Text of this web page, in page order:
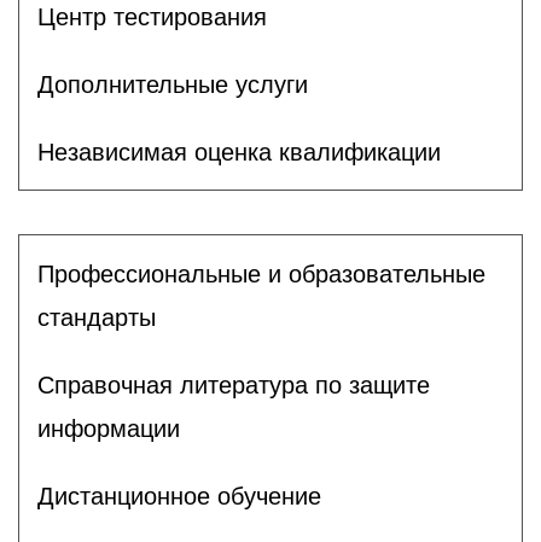
Центр тестирования
Дополнительные услуги
Независимая оценка квалификации
Профессиональные и образовательные
стандарты
Справочная литература по защите
информации
Дистанционное обучение